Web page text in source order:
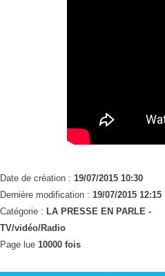
Date de création : 19/07/2015 10:30
Dernière modification : 19/07/2015 12:15
Catégorie : LA PRESSE EN PARLE -
TV/vidéo/Radio
Page lue 10000 fois